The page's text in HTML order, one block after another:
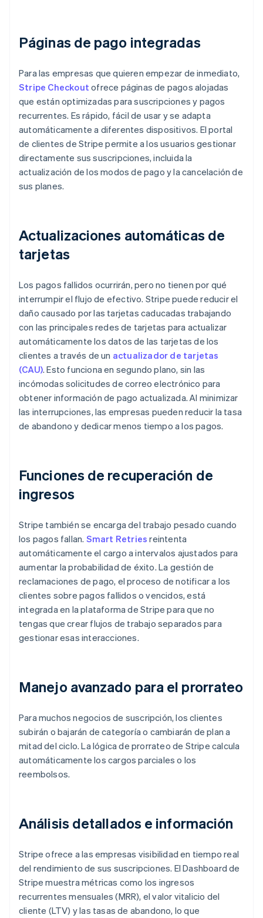
Páginas de pago integradas
Para las empresas que quieren empezar de inmediato,
Stripe Checkout ofrece páginas de pagos alojadas
que están optimizadas para suscripciones y pagos
recurrentes. Es rápido, fácil de usar y se adapta
automáticamente a diferentes dispositivos. El portal
de clientes de Stripe permite a los usuarios gestionar
directamente sus suscripciones, incluida la
actualización de los modos de pago y la cancelación de
sus planes.
Actualizaciones automáticas de
tarjetas
Los pagos fallidos ocurrirán, pero no tienen por qué
interrumpir el flujo de efectivo. Stripe puede reducir el
daño causado por las tarjetas caducadas trabajando
con las principales redes de tarjetas para actualizar
automáticamente los datos de las tarjetas de los
clientes a través de un actualizador de tarjetas
(CAU). Esto funciona en segundo plano, sin las
incómodas solicitudes de correo electrónico para
obtener información de pago actualizada. Al minimizar
las interrupciones, las empresas pueden reducir la tasa
de abandono y dedicar menos tiempo a los pagos.
Funciones de recuperación de
ingresos
Stripe también se encarga del trabajo pesado cuando
los pagos fallan. Smart Retries reintenta
automáticamente el cargo a intervalos ajustados para
aumentar la probabilidad de éxito. La gestión de
reclamaciones de pago, el proceso de notificar a los
clientes sobre pagos fallidos o vencidos, está
integrada en la plataforma de Stripe para que no
tengas que crear flujos de trabajo separados para
gestionar esas interacciones.
Manejo avanzado para el prorrateo
Para muchos negocios de suscripción, los clientes
subirán o bajarán de categoría o cambiarán de plan a
mitad del ciclo. La lógica de prorrateo de Stripe calcula
automáticamente los cargos parciales o los
reembolsos.
Análisis detallados e información
Stripe ofrece a las empresas visibilidad en tiempo real
del rendimiento de sus suscripciones. El Dashboard de
Stripe muestra métricas como los ingresos
recurrentes mensuales (MRR), el valor vitalicio del
cliente (LTV) y las tasas de abandono, lo que